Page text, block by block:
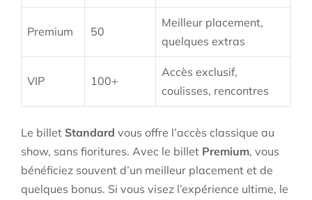
Premium 50
Meilleur placement,
quelques extras
VIP 100+
Accès exclusif,
coulisses, rencontres
Le billet Standard vous offre l’accès classique au
show, sans fioritures. Avec le billet Premium, vous
bénéficiez souvent d’un meilleur placement et de
quelques bonus. Si vous visez l’expérience ultime, le